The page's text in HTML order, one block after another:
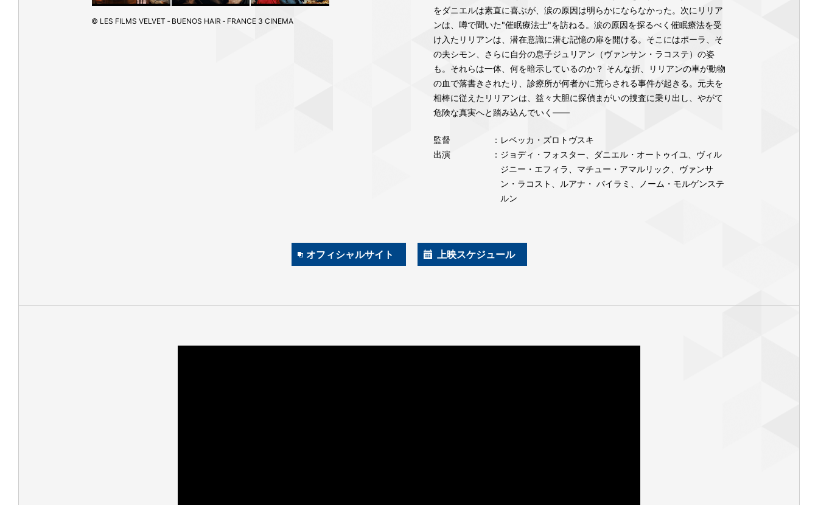
© LES FILMS VELVET ‑ BUENOS HAIR ‑ FRANCE 3 CINEMA
をダニエルは素直に喜ぶが、涙の原因は明らかにならなかった。次にリリア
ンは、噂で聞いた"催眠療法士"を訪ねる。涙の原因を探るべく催眠療法を受
け入たリリアンは、潜在意識に潜む記憶の扉を開ける。そこにはポーラ、そ
の夫シモン、さらに自分の息子ジュリアン（ヴァンサン・ラコステ）の姿
も。それらは一体、何を暗示しているのか？ そんな折、リリアンの車が動物
の血で落書きされたり、診療所が何者かに荒らされる事件が起きる。元夫を
相棒に従えたリリアンは、益々大胆に探偵まがいの捜査に乗り出し、やがて
危険な真実へと踏み込んでいく――
監督
：レベッカ・ズロトヴスキ
出演
：ジョディ・フォスター、ダニエル・オートゥイユ、ヴィル
ジニー・エフィラ、マチュー・アマルリック、ヴァンサ
ン・ラコスト、ルアナ・ バイラミ、ノーム・モルゲンステ
ルン
オフィシャルサイト 上映スケジュール